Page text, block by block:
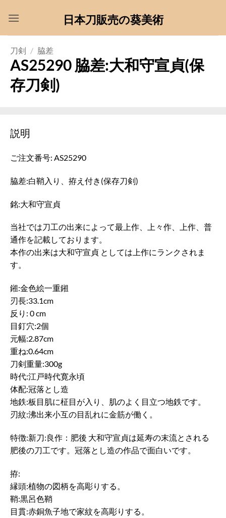
日本刀販売の葵美術
刀剣 / 脇差
AS25290 脇差:大和守宣貞(保
存刀剣)
説明
ご注文番号: AS25290
脇差:白鞘入り、拵え付き(保存刀剣)
銘:大和守宣貞
当社では刀工の出来によって最上作、上々作、上作、普
通作を記載しております。
本作の出来は大和守宣貞 としては上作にランクされま
す。
鎺:金色絵一重鎺
刃長:33.1cm
反り: 0 cm
目釘穴:2個
元幅:2.87cm
重ね:0.64cm
刀剣重量:300g
時代:江戸時代寛永頃
体配:冠落とし造
地鉄:板目肌に柾目が入り、肌のよく目立つ地鉄です。
刃紋:沸出来小互の目乱れに金筋が働く。
特徴:新刀:良作：肥後 大和守宣貞は延寿の末流とされる
肥後の刀工です。冠落とし造の作品で面白いです。
拵:
縁頭:植物の図柄を高彫りする。
鞘:黒呂色鞘
目貫:赤銅魚子地で家紋を高彫りする。